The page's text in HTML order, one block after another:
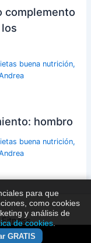
complemento
buena nutrición,
hombro
buena nutrición,
para que
como cookies
y análisis de
de cookies.
GRATIS